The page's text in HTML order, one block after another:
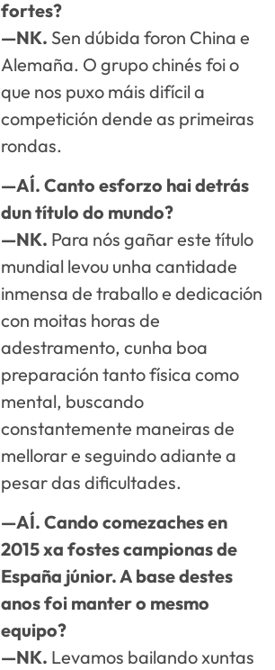
fortes?
—NK. Sen dúbida foron China e
Alemaña. O grupo chinés foi o
que nos puxo máis difícil a
competición dende as primeiras
rondas.
—AÍ. Canto esforzo hai detrás
dun título do mundo?
—NK. Para nós gañar este título
mundial levou unha cantidade
inmensa de traballo e dedicación
con moitas horas de
adestramento, cunha boa
preparación tanto física como
mental, buscando
constantemente maneiras de
mellorar e seguindo adiante a
pesar das dificultades.
—AÍ. Cando comezaches en
2015 xa fostes campionas de
España júnior. A base destes
anos foi manter o mesmo
equipo?
—NK. Levamos bailando xuntas